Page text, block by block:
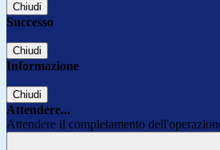
Chiudi
Successo
Chiudi
Informazione
Chiudi
Attendere...
Attendere il completamento